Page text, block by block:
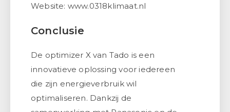
Website: www.0318klimaat.nl
Conclusie
De optimizer X van Tado is een
innovatieve oplossing voor iedereen
die zijn energieverbruik wil
optimaliseren. Dankzij de